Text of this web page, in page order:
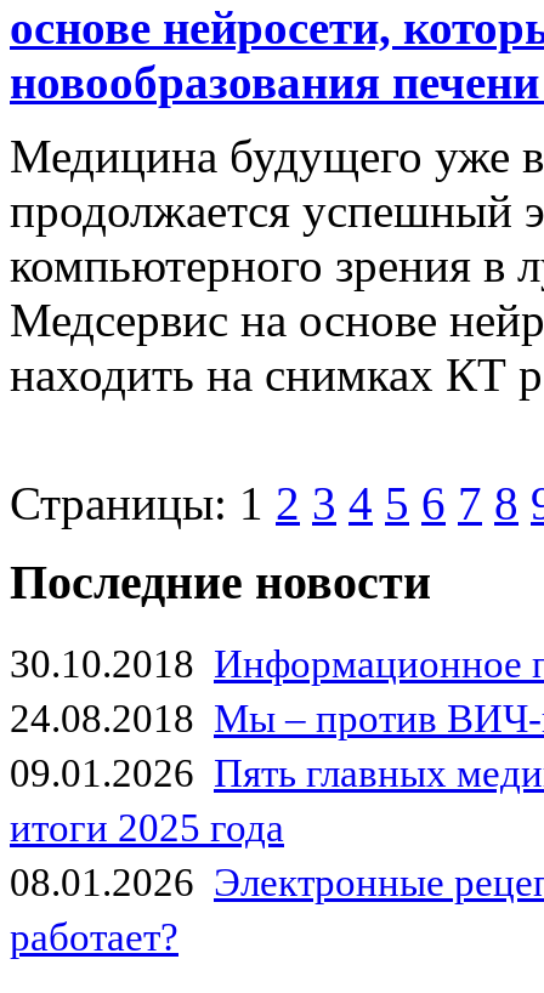
основе нейросети,
новообразования
Медицина будущего уже
продолжается успешный
компьютерного зрения в
Медсервис на основе
находить на снимках КТ
Страницы: 1 2 3 4 5 6 7 8
Последние новости
30.10.2018 Информационное
24.08.2018 Мы – против
09.01.2026 Пять главных
итоги 2025 года
08.01.2026 Электронные
работает?